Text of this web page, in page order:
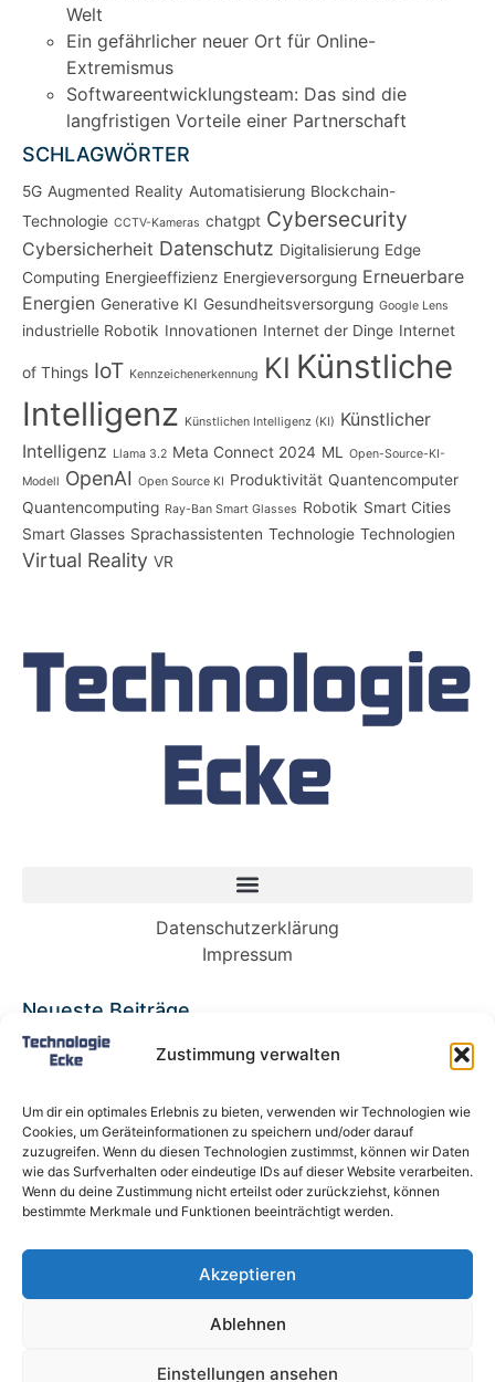
Zustimmung verwalten
Um dir ein optimales Erlebnis zu bieten, verwenden wir Technologien wie
Cookies, um Geräteinformationen zu speichern und/oder darauf
zuzugreifen. Wenn du diesen Technologien zustimmst, können wir Daten
wie das Surfverhalten oder eindeutige IDs auf dieser Website verarbeiten.
Wenn du deine Zustimmung nicht erteilst oder zurückziehst, können
bestimmte Merkmale und Funktionen beeinträchtigt werden.
Akzeptieren
Ablehnen
Einstellungen ansehen
Welt
Ein gefährlicher neuer Ort für Online-
Extremismus
Softwareentwicklungsteam: Das sind die
langfristigen Vorteile einer Partnerschaft
SCHLAGWÖRTER
5G Augmented Reality Automatisierung Blockchain-
Technologie CCTV-Kameras chatgpt Cybersecurity
Cybersicherheit Datenschutz Digitalisierung Edge
Computing Energieeffizienz Energieversorgung Erneuerbare
Energien Generative KI Gesundheitsversorgung Google Lens
industrielle Robotik Innovationen Internet der Dinge Internet
of Things IoT Kennzeichenerkennung KI Künstliche
Intelligenz Künstlichen Intelligenz (KI) Künstlicher
Intelligenz Llama 3.2 Meta Connect 2024 ML
Open-Source-KI-
Modell OpenAI Open Source KI Produktivität Quantencomputer
Quantencomputing Ray-Ban Smart Glasses Robotik Smart Cities
Smart Glasses Sprachassistenten Technologie Technologien
Virtual Reality VR
Datenschutzerklärung
Impressum
Neueste Beiträge
Babybett 90×200: Die perfekte Lösung für
wachsende Kinder und kleine Räume
Deutschland endlich ein Recht auf Kühlung
braucht
Schneckentempo: Die langsamsten Autos der
Welt
Softwareentwicklungsteam: Das sind die
Alle Rechte vorbehalten @ Technologie-Ecke.de